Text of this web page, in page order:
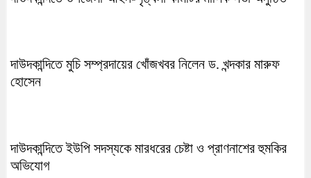
দাউদকান্দিতে মুচি সম্প্রদায়ের খোঁজখবর নিলেন ড. খন্দকার মারুফ
হোসেন
দাউদকান্দিতে ইউপি সদস্যকে মারধরের চেষ্টা ও প্রাণনাশের হুমকির
অভিযোগ